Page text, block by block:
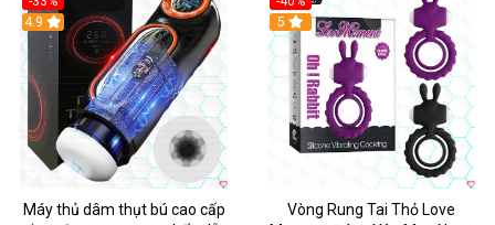
Hot
4.9
Máy thủ dâm thụt bú cao cấp
5
Vòng Rung Tai Thỏ Love